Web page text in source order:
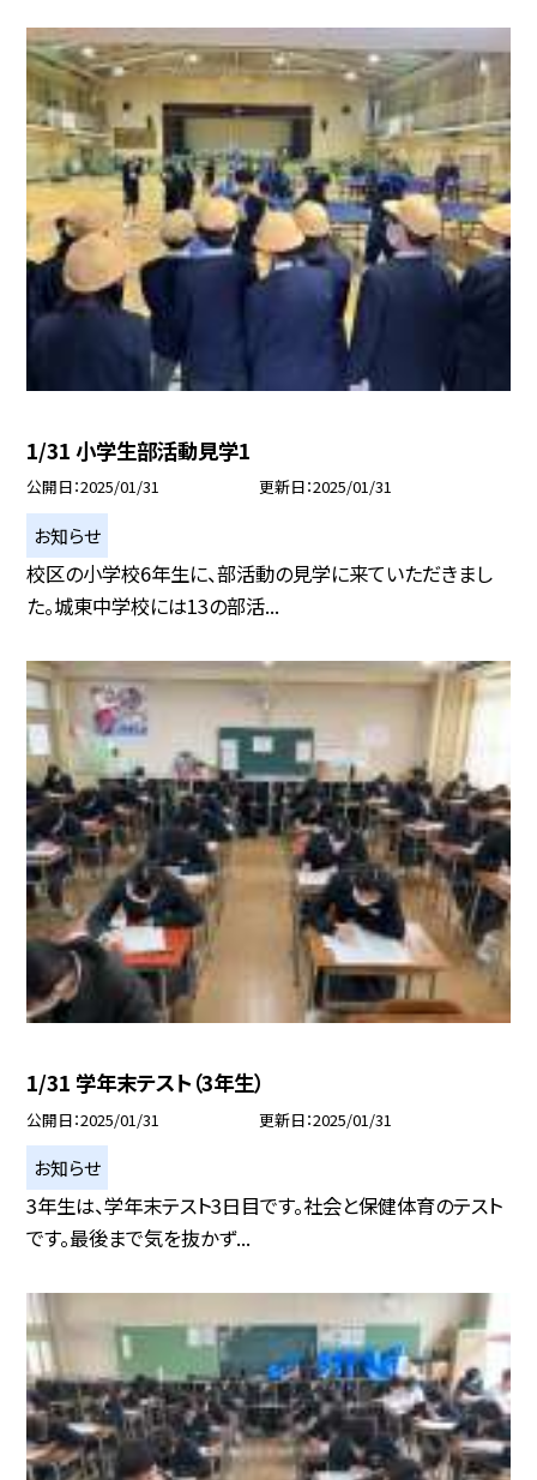
1/31 小学生部活動見学1
公開日 2025/01/31 更新日 2025/01/31
お知らせ
校区の小学校6年生に、部活動の見学に来ていただきまし
た。城東中学校には13の部活...
1/31 学年末テスト（3年生）
公開日 2025/01/31 更新日 2025/01/31
お知らせ
3年生は、学年末テスト3日目です。社会と保健体育のテスト
です。最後まで気を抜かず...